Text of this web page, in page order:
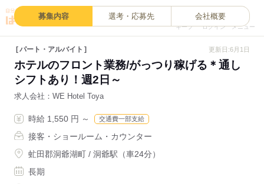
キープ ログイン メニュー
募集内容 選考・応募先 会社概要
パート・アルバイト 更新日:6月1日
ホテルのフロント業務/がっつり稼げる＊通し
シフトあり！週2日～
求人会社 WE Hotel Toya
時給 1,550 円 ～ 交通費一部支給
接客・ショールーム・カウンター
虻田郡洞爺湖町 / 洞爺駅（車24分）
長期